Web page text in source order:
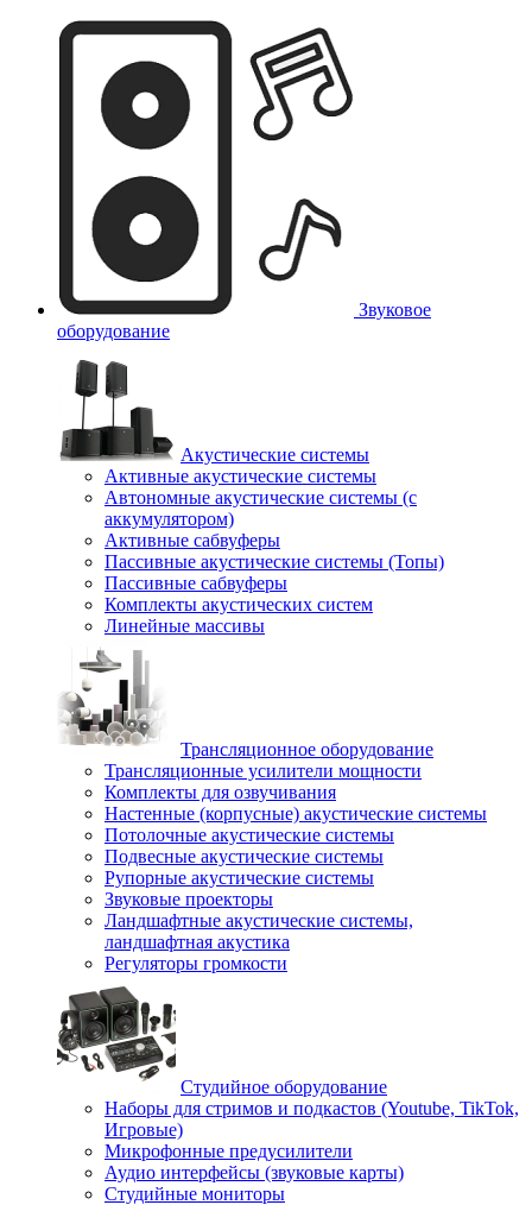
Звуковое
оборудование
Акустические системы
Активные акустические системы
Автономные акустические системы (с
аккумулятором)
Активные сабвуферы
Пассивные акустические системы (Топы)
Пассивные сабвуферы
Комплекты акустических систем
Линейные массивы
Трансляционное оборудование
Трансляционные усилители мощности
Комплекты для озвучивания
Настенные (корпусные) акустические системы
Потолочные акустические системы
Подвесные акустические системы
Рупорные акустические системы
Звуковые проекторы
Ландшафтные акустические системы,
ландшафтная акустика
Регуляторы громкости
Студийное оборудование
Наборы для стримов и подкастов (Youtube, TikTok,
Игровые)
Микрофонные предусилители
Аудио интерфейсы (звуковые карты)
Студийные мониторы